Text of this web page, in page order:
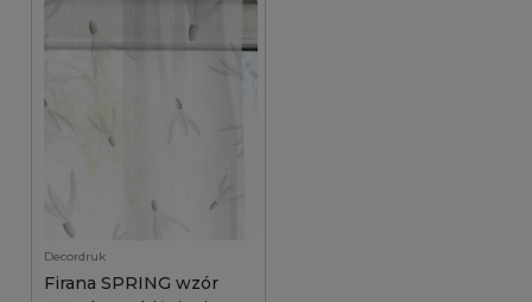
Decordruk
Firana SPRING wzór